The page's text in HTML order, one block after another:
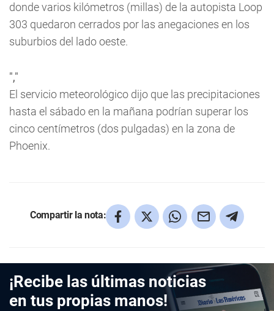
donde varios kilómetros (millas) de la autopista Loop
303 quedaron cerrados por las anegaciones en los
suburbios del lado oeste.
","
El servicio meteorológico dijo que las precipitaciones
hasta el sábado en la mañana podrían superar los
cinco centímetros (dos pulgadas) en la zona de
Phoenix.
Compartir la nota:
¡Recibe las últimas noticias
en tus propias manos!